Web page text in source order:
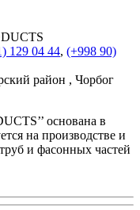
129 04 44, (+998 90)
район , Чорбог
основана в
на производстве и
и фасонных частей